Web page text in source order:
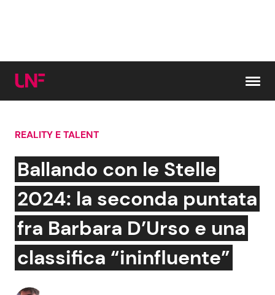
Cerca:
News e Cronaca
Attualità Italiana
Dal Mondo
Economia
Gossip e TV
Bellezze VIP
Coppie VIP
REALITY E TALENT
Ballando con le Stelle
2024: la seconda puntata
fra Barbara D’Urso e una
classifica “ininfluente”